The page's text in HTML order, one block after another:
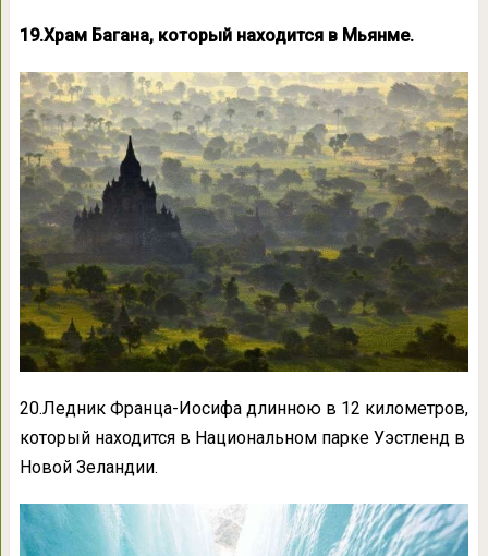
19.Храм Багана, который находится в Мьянме.
20.Ледник Франца-Иосифа длинною в 12 километров,
который находится в Национальном парке Уэстленд в
Новой Зеландии.